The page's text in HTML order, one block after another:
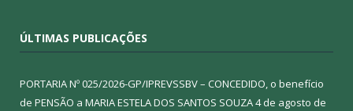
ÚLTIMAS PUBLICAÇÕES
PORTARIA Nº 025/2026-GP/IPREVSSBV – CONCEDIDO, o benefício
de PENSÃO a MARIA ESTELA DOS SANTOS SOUZA4 de agosto de